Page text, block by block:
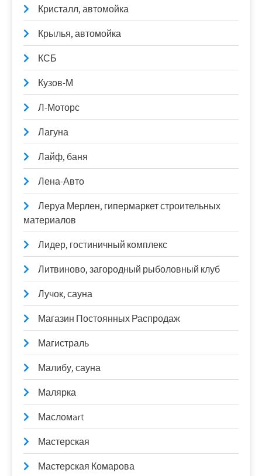
Кристалл, автомойка
Крылья, автомойка
КСБ
Кузов-М
Л-Моторс
Лагуна
Лайф, баня
Лена-Авто
Леруа Мерлен, гипермаркет строительных
материалов
Лидер, гостиничный комплекс
Литвиново, загородный рыболовный клуб
Лучок, сауна
Магазин Постоянных Распродаж
Магистраль
Малибу, сауна
Малярка
Масломart
Мастерская
Мастерская Комарова